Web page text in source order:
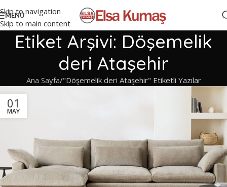
Skip to navigation
Skip to main content
MENÜ
Etiket Arşivi: Döşemelik
deri Ataşehir
Ana Sayfa "Döşemelik deri Ataşehir" Etiketli Yazılar
01
MAY